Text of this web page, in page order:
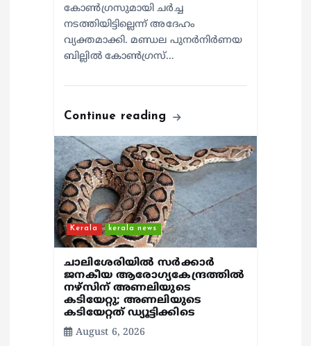
കോൺഗ്രസുമായി ചർച്ച
നടത്തിയിട്ടില്ലെന്ന് അദേഹം
വ്യക്തമാക്കി. മണ്ഡല പുനർനിർണയ
ബില്ലിൽ കോൺഗ്രസ്…
Continue reading
Kerala kerala news
ചാലിശേരിയില്‍ സര്‍ക്കാര്‍
ജനകീയ ആരോഗ്യകേന്ദ്രത്തില്‍
നഴ്സിന് അണലിയുടെ
കടിയേറ്റു; അണലിയുടെ
കടിയേറ്റത് ഡ്യൂട്ടിക്കിടെ
August 6, 2026